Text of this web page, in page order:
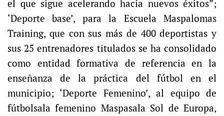
el que sigue acelerando hacia nuevos éxitos”;
‘Deporte base’, para la Escuela Maspalomas
Training, que con sus más de 400 deportistas y
sus 25 entrenadores titulados se ha consolidado
como entidad formativa de referencia en la
enseñanza de la práctica del fútbol en el
municipio; ‘Deporte Femenino’, al equipo de
fútbolsala femenino Maspasala Sol de Europa,